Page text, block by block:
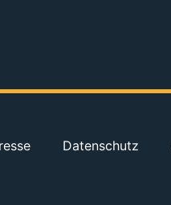
Datenschutz